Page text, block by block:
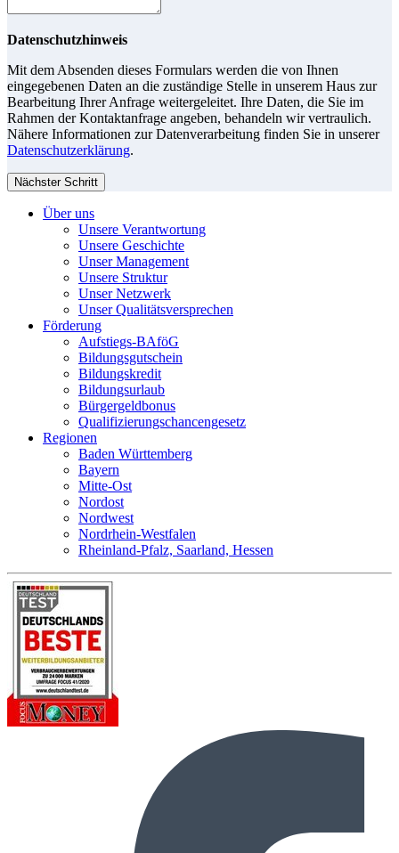
Datenschutzhinweis
Mit dem Absenden dieses Formulars werden die von Ihnen
eingegebenen Daten an die zuständige Stelle in unserem Haus zur
Bearbeitung Ihrer Anfrage weitergeleitet. Ihre Daten, die Sie im
Rahmen der Kontaktanfrage angeben, behandeln wir vertraulich.
Nähere Informationen zur Datenverarbeitung finden Sie in unserer
Datenschutzerklärung.
Nächster Schritt
Über uns
Unsere Verantwortung
Unsere Geschichte
Unser Management
Unsere Struktur
Unser Netzwerk
Unser Qualitätsversprechen
Förderung
Aufstiegs-BAföG
Bildungsgutschein
Bildungskredit
Bildungsurlaub
Bürgergeldbonus
Qualifizierungschancengesetz
Regionen
Baden Württemberg
Bayern
Mitte-Ost
Nordost
Nordwest
Nordrhein-Westfalen
Rheinland-Pfalz, Saarland, Hessen